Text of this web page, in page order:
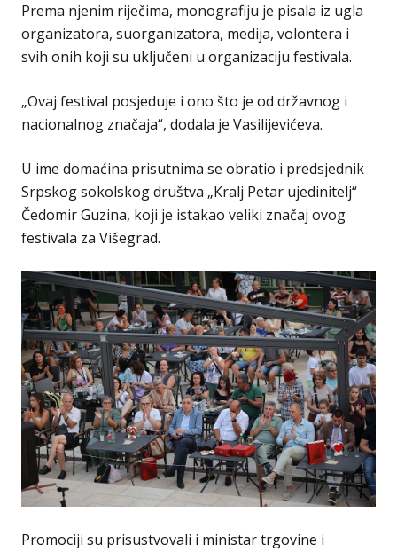
Prema njenim riječima, monografiju je pisala iz ugla
organizatora, suorganizatora, medija, volontera i
svih onih koji su uključeni u organizaciju festivala.
„Ovaj festival posjeduje i ono što je od državnog i
nacionalnog značaja“, dodala je Vasilijevićeva.
U ime domaćina prisutnima se obratio i predsjednik
Srpskog sokolskog društva „Кralj Petar ujedinitelj“
Čedomir Guzina, koji je istakao veliki značaj ovog
festivala za Višegrad.
Promociji su prisustvovali i ministar trgovine i